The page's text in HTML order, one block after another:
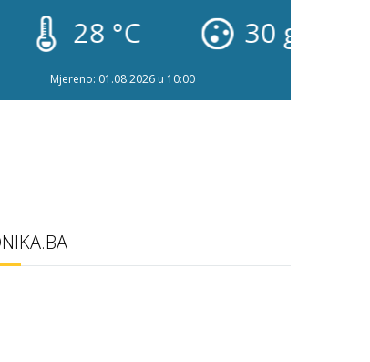
28 °C 30 g/l
Mjereno: 01.08.2026 u 10:00